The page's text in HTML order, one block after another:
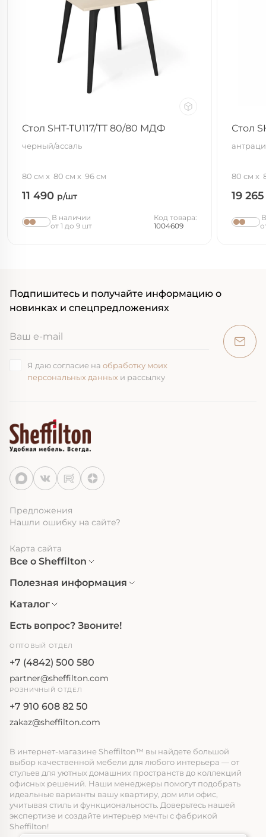
Стол SHT-TU117/TT 80/80 МДФ
черный/ассаль
80 см 80 см 96 см
11 490 р/шт
В наличии
от 1 до 9 шт
Код товара:
1004609
Стол
80 см
19
Подпишитесь и получайте информацию о
новинках и спецпредложениях
Я даю согласие на обработку моих
персональных данных и рассылку
Предложения
Нашли ошибку на сайте?
Карта сайта
Все о Sheffilton
Полезная информация
Каталог
Есть вопрос? Звоните!
ОПТОВЫЙ ОТДЕЛ
+7 (4842) 500 580
partner@sheffilton.com
РОЗНИЧНЫЙ ОТДЕЛ
+7 910 608 82 50
zakaz@sheffilton.com
В интернет-магазине Sheffilton™ вы найдете большой
выбор качественной мебели для любого интерьера — от
стульев для уютных домашних пространств до коллекций
офисных решений. Наши менеджеры помогут подобрать
идеальные варианты вашу квартиру, дом или офис,
учитывая стиль и функциональность. Доверьтесь нашей
экспертизе и создайте интерьер мечты с фабрикой
Sheffilton!